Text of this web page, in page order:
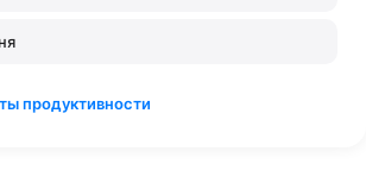
продуктивности